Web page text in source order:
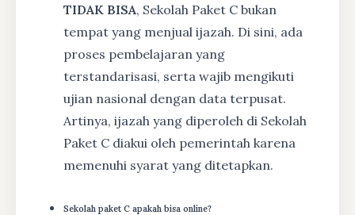
TIDAK BISA, Sekolah Paket C bukan
tempat yang menjual ijazah. Di sini, ada
proses pembelajaran yang
terstandarisasi, serta wajib mengikuti
ujian nasional dengan data terpusat.
Artinya, ijazah yang diperoleh di Sekolah
Paket C diakui oleh pemerintah karena
memenuhi syarat yang ditetapkan.
Sekolah paket C apakah bisa online?